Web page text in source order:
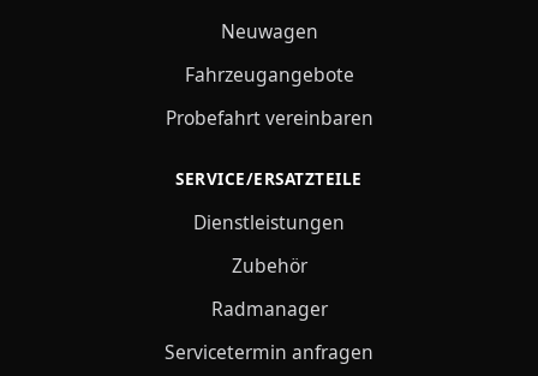
Neuwagen
Fahrzeugangebote
Probefahrt vereinbaren
SERVICE/ERSATZTEILE
Dienstleistungen
Zubehör
Radmanager
Servicetermin anfragen